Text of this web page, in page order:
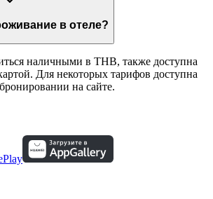
Как оплатить проживание в отеле?
наличными в THB, также доступна
Для некоторых тарифов доступна
на сайте.